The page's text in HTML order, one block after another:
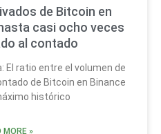
de Bitcoin en
casi ocho veces
al contado
El ratio entre el volumen de
de Bitcoin en Binance
histórico
MORE »